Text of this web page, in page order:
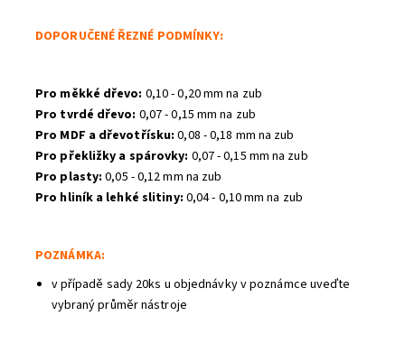
DOPORUČENÉ ŘEZNÉ PODMÍNKY:
Pro měkké dřevo: 0,10 - 0,20 mm na zub
Pro tvrdé dřevo: 0,07 - 0,15 mm na zub
Pro MDF a dřevotřísku: 0,08 - 0,18 mm na zub
Pro překližky a spárovky: 0,07 - 0,15 mm na zub
Pro plasty: 0,05 - 0,12 mm na zub
Pro hliník a lehké slitiny: 0,04 - 0,10 mm na zub
POZNÁMKA:
v případě sady 20ks u objednávky v poznámce uveďte
vybraný průměr nástroje